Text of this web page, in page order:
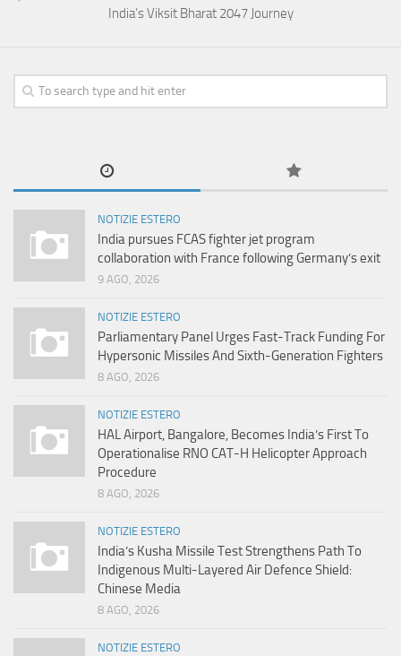
India’s Viksit Bharat 2047 Journey
NOTIZIE ESTERO
India pursues FCAS fighter jet program
collaboration with France following Germany’s exit
9 AGO, 2026
NOTIZIE ESTERO
Parliamentary Panel Urges Fast-Track Funding For
Hypersonic Missiles And Sixth-Generation Fighters
8 AGO, 2026
NOTIZIE ESTERO
HAL Airport, Bangalore, Becomes India’s First To
Operationalise RNO CAT-H Helicopter Approach
Procedure
8 AGO, 2026
NOTIZIE ESTERO
India’s Kusha Missile Test Strengthens Path To
Indigenous Multi-Layered Air Defence Shield:
Chinese Media
8 AGO, 2026
NOTIZIE ESTERO